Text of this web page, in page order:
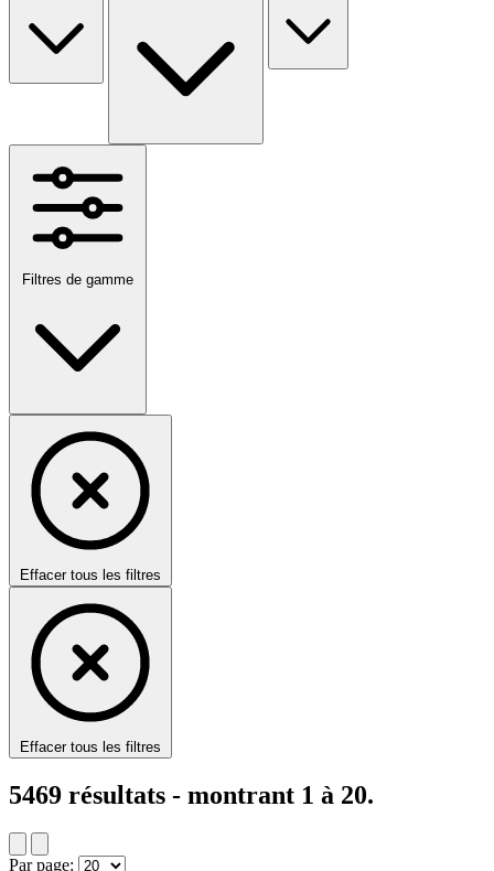
Filtres de gamme
Effacer tous les filtres
Effacer tous les filtres
5469 résultats - montrant 1 à 20.
Par page: